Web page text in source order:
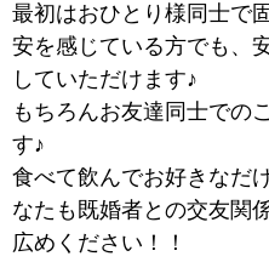
最初はおひとり様同士で
安を感じている方でも、
していただけます♪
もちろんお友達同士での
す♪
食べて飲んでお好きなだ
なたも既婚者との交友関
広めください！！